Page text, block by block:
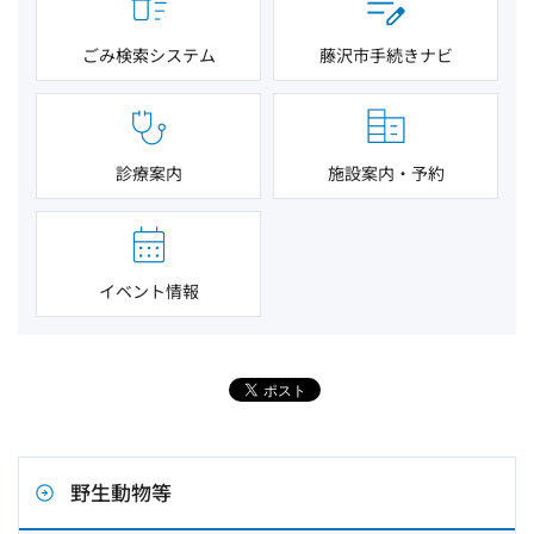
ごみ検索システム 藤沢市手続きナビ
診療案内 施設案内・予約
イベント情報
野生動物等